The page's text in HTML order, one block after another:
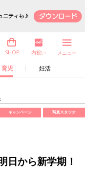
児 妊活
SHOP 内祝い メニュー
キャンペーン 写真スタジオ
日から新学期！